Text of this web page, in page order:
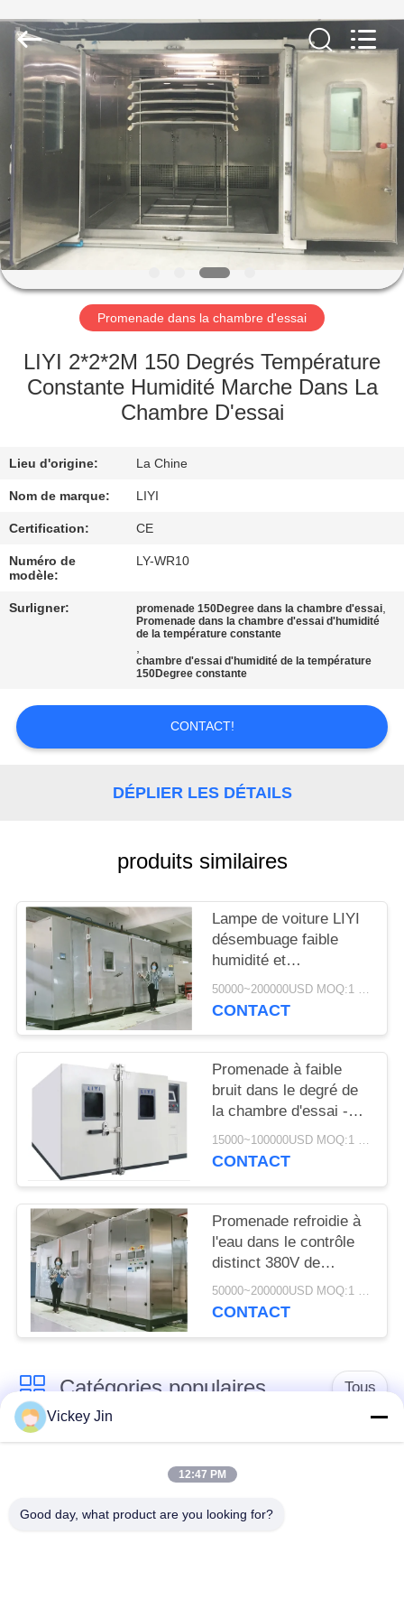
MAISON
PRODUITS
AU
SUJET
DE
NOUS
VISITE
D'USINE
DE
QUALITÉ
CONTACTEZ-
NOUS
DEMANDEZ
CITATION
PLAN
POLICY
Environmental
Technology
Rights
Reserved.
Promenade dans la chambre d'essai
LIYI 2*2*2M 150 Degrés Température
Constante Humidité Marche Dans La
Chambre D'essai
Lieu d'origine: La Chine
Nom de marque: LIYI
Certification: CE
Numéro de
modèle:
LY-WR10
Surligner: promenade 150Degree dans la chambre d'essai,
Promenade dans la chambre d'essai d'humidité
de la température constante
,
chambre d'essai d'humidité de la température
150Degree constante
CONTACT!
DÉPLIER LES DÉTAILS
produits similaires
Lampe de voiture LIYI
désembuage faible
humidité et
température
compresseur de
50000~200000USD MOQ:1 ensemble
CONTACT
Promenade à faible
bruit dans le degré de
la chambre d'essai -40
à +120 hygrométrie de
10% - de 98%
15000~100000USD MOQ:1 ensemble
CONTACT
Promenade refroidie à
l'eau dans le contrôle
distinct 380V de
chambre de la chambre
ab d'essai
50000~200000USD MOQ:1 ensemble
CONTACT
Catégories populaires Tous
chambre d'essai
concernant
Vickey Jin
12:47 PM
Good day, what product are you looking for?